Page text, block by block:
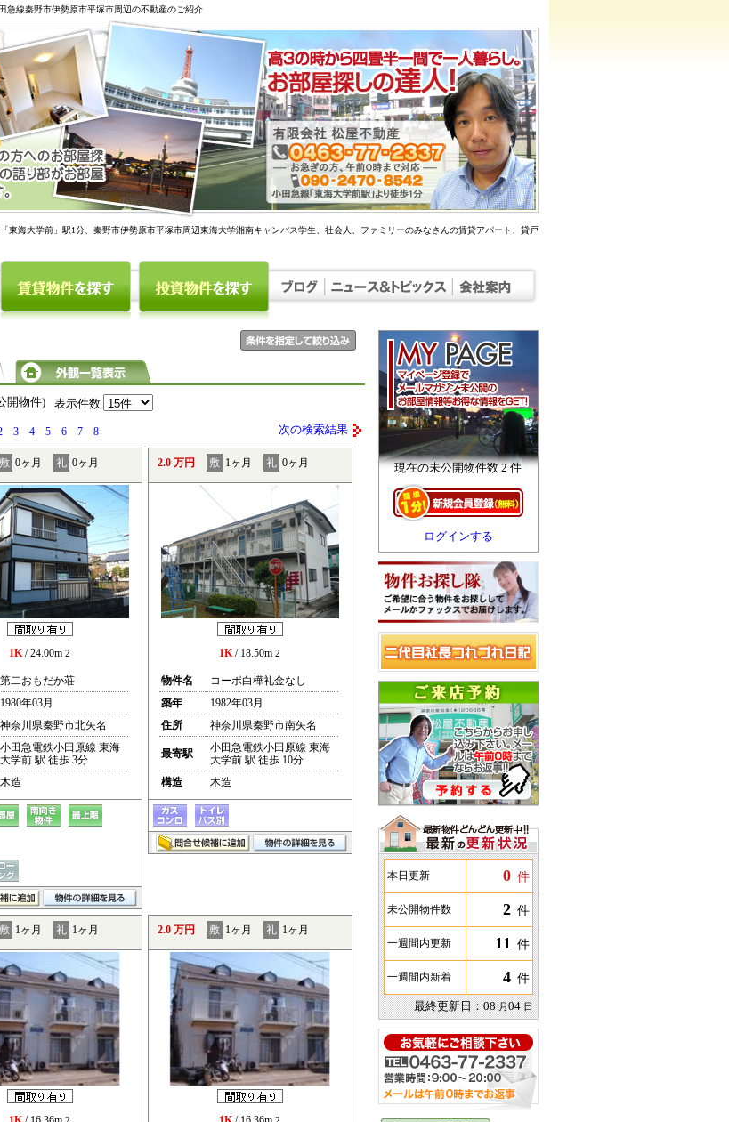
急線秦野市伊勢原市平塚市周辺の不動産のご紹介
東海大学前」駅1分、秦野市伊勢原市平塚市周辺東海大学湘南キャンパス学生、社会人、ファミリーのみなさんの賃貸アパート、貸戸
現在の未公開物件数 2 件
ログインする
本日更新 0 件
未公開物件数 2 件
一週間内更新 11 件
一週間内新着 4 件
最終更新日：08 月04 日
開物件) 表示件数
3 4 5 6 7 8 次の検索結果
敷 0ヶ月 礼 0ヶ月
1K/ 24.00m 2
第二おもだか荘
1980年03月
神奈川県秦野市北矢名
小田急電鉄小田原線 東海
大学前 駅 徒歩 3分
木造
2.0 万円 敷 1ヶ月 礼 0ヶ月
1K/ 18.50m 2
物件名
コーポ白樺礼金なし
築年
1982年03月
住所
神奈川県秦野市南矢名
最寄駅
小田急電鉄小田原線 東海
大学前 駅 徒歩 10分
構造
木造
敷 1ヶ月 礼 1ヶ月 2.0 万円 敷 1ヶ月 礼 1ヶ月